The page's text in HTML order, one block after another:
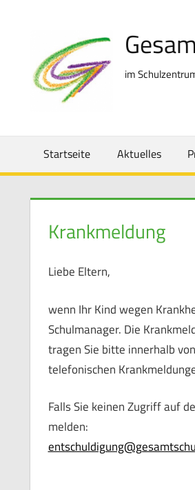
im
Startseite Aktuelles
Krankmeldung
Liebe Eltern,
wenn Ihr Kind wegen
Schulmanager. Die
tragen Sie bitte innerhalb
telefonischen
Falls Sie keinen Zugriff auf
melden: